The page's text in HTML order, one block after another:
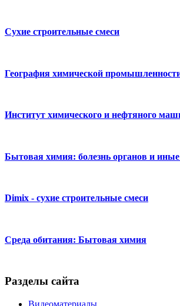
Сухие строительные смеси
География химической
Институт химического и нефтяного
Бытовая химия: болезнь органов и
Dimix - сухие строительные смеси
Среда обитания: Бытовая химия
Разделы сайта
Видеоматериалы